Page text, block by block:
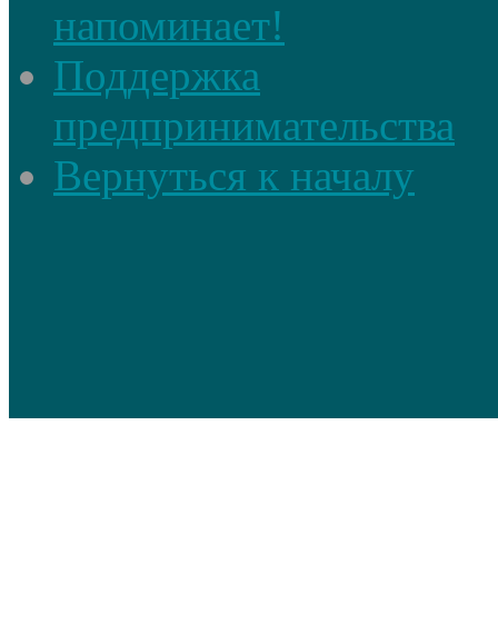
напоминает!
Поддержка
предпринимательства
Вернуться к началу